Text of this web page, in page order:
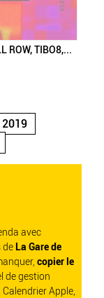
ROW, TIBO8,...
2019
avec
de La Gare de
copier le
de gestion
Apple,